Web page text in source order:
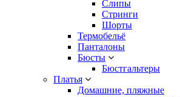
Слипы
Стринги
Шорты
Термобельё
Панталоны
Бюсты
Бюстгальтеры
Платья
Домашние, пляжные